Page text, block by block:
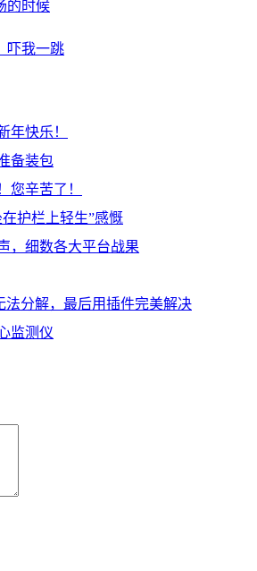
的时候
吓我一跳
年快乐！
备装包
您辛苦了！
护栏上轻生”感慨
，细数各大平台战果
法分解，最后用插件完美解决
监测仪